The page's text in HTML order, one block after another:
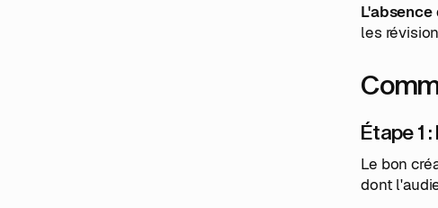
les
Étape 1
Le bon
dont